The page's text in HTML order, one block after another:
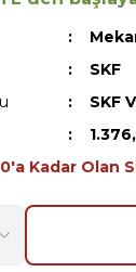
SKF
SKF
Kadar Olan